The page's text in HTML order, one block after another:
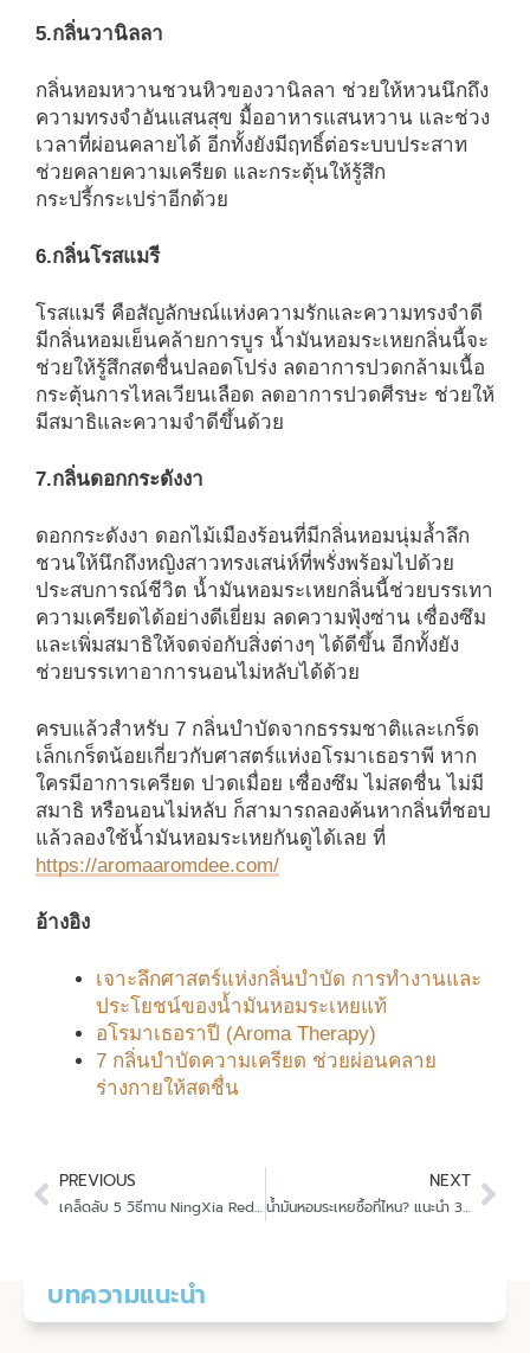
5.กลิ่นวานิลลา
กลิ่นหอมหวานชวนหิวของวานิลลา ช่วยให้หวนนึกถึง
ความทรงจำอันแสนสุข มื้ออาหารแสนหวาน และช่วง
เวลาที่ผ่อนคลายได้ อีกทั้งยังมีฤทธิ์ต่อระบบประสาท
ช่วยคลายความเครียด และกระตุ้นให้รู้สึก
กระปรี้กระเปร่าอีกด้วย
6.กลิ่นโรสแมรี
โรสแมรี คือสัญลักษณ์แห่งความรักและความทรงจำดี
มีกลิ่นหอมเย็นคล้ายการบูร น้ำมันหอมระเหยกลิ่นนี้จะ
ช่วยให้รู้สึกสดชื่นปลอดโปร่ง ลดอาการปวดกล้ามเนื้อ
กระตุ้นการไหลเวียนเลือด ลดอาการปวดศีรษะ ช่วยให้
มีสมาธิและความจำดีขึ้นด้วย
7.กลิ่นดอกกระดังงา
ดอกกระดังงา ดอกไม้เมืองร้อนที่มีกลิ่นหอมนุ่มล้ำลึก
ชวนให้นึกถึงหญิงสาวทรงเสน่ห์ที่พรั่งพร้อมไปด้วย
ประสบการณ์ชีวิต น้ำมันหอมระเหยกลิ่นนี้ช่วยบรรเทา
ความเครียดได้อย่างดีเยี่ยม ลดความฟุ้งซ่าน เซื่องซึม
และเพิ่มสมาธิให้จดจ่อกับสิ่งต่างๆ ได้ดีขึ้น อีกทั้งยัง
ช่วยบรรเทาอาการนอนไม่หลับได้ด้วย
ครบแล้วสำหรับ 7 กลิ่นบำบัดจากธรรมชาติและเกร็ด
เล็กเกร็ดน้อยเกี่ยวกับศาสตร์แห่งอโรมาเธอราพี หาก
ใครมีอาการเครียด ปวดเมื่อย เซื่องซึม ไม่สดชื่น ไม่มี
สมาธิ หรือนอนไม่หลับ ก็สามารถลองค้นหากลิ่นที่ชอบ
แล้วลองใช้น้ำมันหอมระเหยกันดูได้เลย ที่
https://aromaaromdee.com/
อ้างอิง
เจาะลึกศาสตร์แห่งกลิ่นบำบัด การทำงานและ
ประโยชน์ของน้ำมันหอมระเหยแท้
อโรมาเธอราปี (Aroma Therapy)
7 กลิ่นบำบัดความเครียด ช่วยผ่อนคลาย
ร่างกายให้สดชื่น
Prev
PREVIOUS
เคล็ดลับ 5 วิธีทาน NingXia Red หนิงเซีย เรด
NEXT
น้ำมันหอมระเหยซื้อที่ไหน? แนะนำ 3 น้ำมันหอมระเหยของ Aroma Aromdee ที่ควรมีติดกระเป๋า
บทความแนะนำ